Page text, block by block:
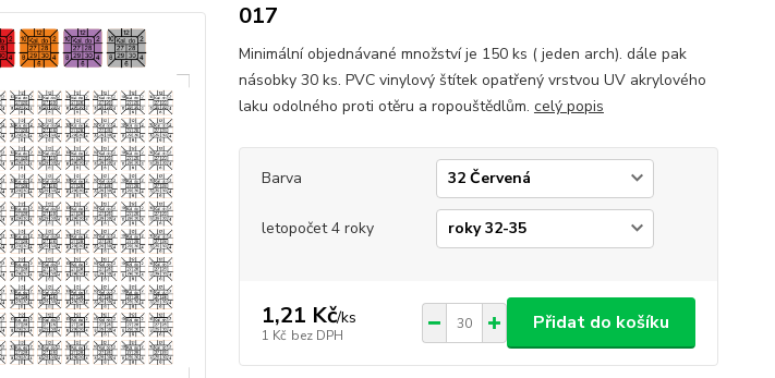
017
Minimální objednávané množství je 150 ks ( jeden arch). dále pak
násobky 30 ks. PVC vinylový štítek opatřený vrstvou UV akrylového
laku odolného proti otěru a ropouštědlům. celý popis
Barva
letopočet 4 roky
1,21 Kč/ks
1 Kč bez DPH
Přidat do košíku